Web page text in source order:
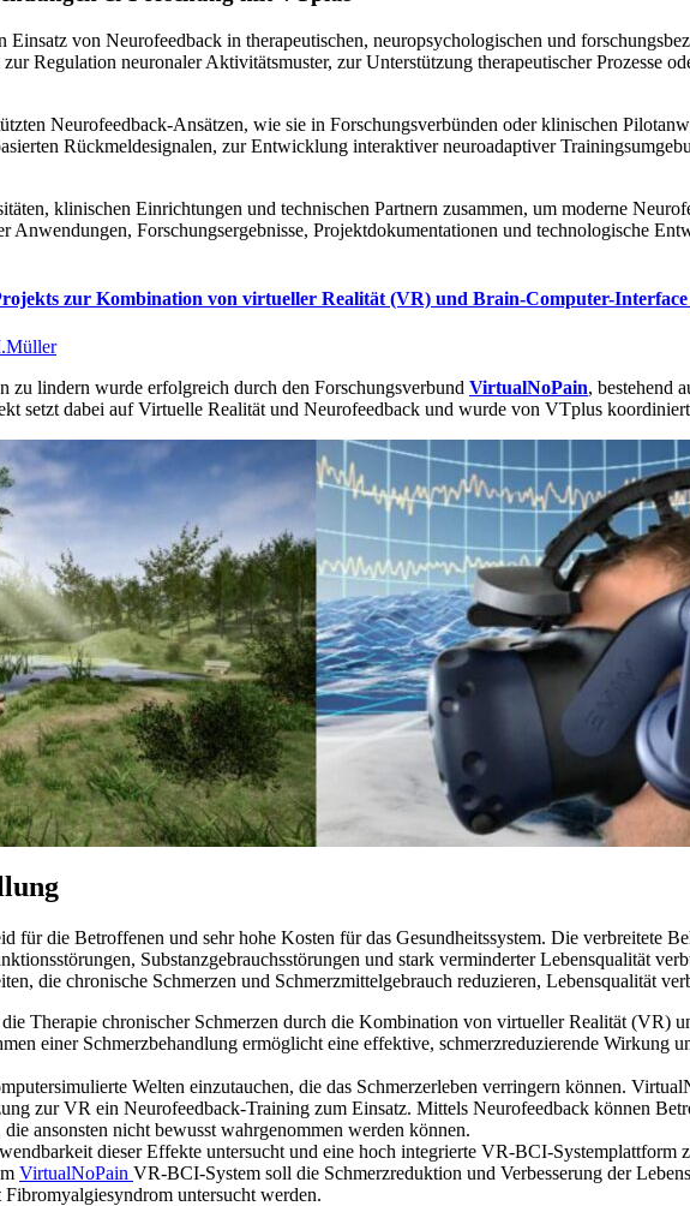
von Neurofeedback in therapeutischen, neuropsychologischen und
Regulation neuronaler Aktivitätsmuster, zur Unterstützung therapeutischer Prozesse
Neurofeedback-Ansätzen, wie sie in Forschungsverbünden oder klinischen
Rückmeldesignalen, zur Entwicklung interaktiver neuroadaptiver
klinischen Einrichtungen und technischen Partnern zusammen, um moderne
Anwendungen, Forschungsergebnisse, Projektdokumentationen und technologische
zur Kombination von virtueller Realität (VR) und Brain-Computer-
zu lindern wurde erfolgreich durch den Forschungsverbund VirtualNoPain, bestehend
setzt dabei auf Virtuelle Realität und Neurofeedback und wurde von VTplus
für die Betroffenen und sehr hohe Kosten für das Gesundheitssystem. Die verbreitete
Substanzgebrauchsstörungen und stark verminderter Lebensqualität
die chronische Schmerzen und Schmerzmittelgebrauch reduzieren, Lebensqualität
Therapie chronischer Schmerzen durch die Kombination von virtueller Realität (VR)
einer Schmerzbehandlung ermöglicht eine effektive, schmerzreduzierende Wirkung
Welten einzutauchen, die das Schmerzerleben verringern können.
zur VR ein Neurofeedback-Training zum Einsatz. Mittels Neurofeedback können
ansonsten nicht bewusst wahrgenommen werden können.
dieser Effekte untersucht und eine hoch integrierte VR-BCI-
VirtualNoPain VR-BCI-System soll die Schmerzreduktion und Verbesserung der
untersucht werden.